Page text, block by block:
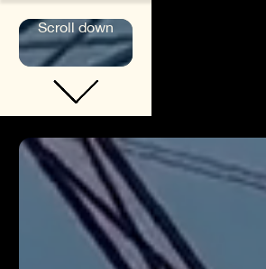
Scroll down